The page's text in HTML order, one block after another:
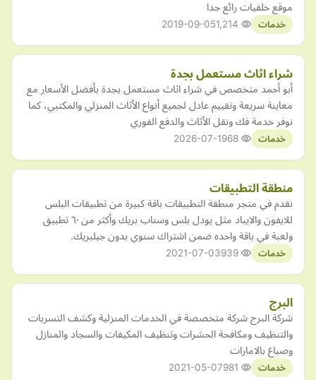
موقع خلفيات رائع جدا
خدمات 2019-09-05
شراء اثاث مستعمل بجدة
أبو أحمد متخصص في شراء اثاث مستعمل بجدة بأفضل الأسعار مع
معاينة سريعة وتقييم عادل لجميع أنواع الأثاث المنزلي والمكتبي، كما
نوفر خدمة فك ونقل الأثاث والدفع الفوري
خدمات 2026-07-19
منطقة التطبيقات
نقدم في متجر منطقة التطبيقات باقة كبيرة من تطبيقات البلس
للايفون والايباد مثل يودل بلس وسناب بريك وأكثر من ٦٠ تطبيق
ولعبة في باقة واحده ضمن اشتراك سنوي بدون جيلبريك.
خدمات 2021-07-03
البرج
شركة البرج شركة متخصصة في الخدمات المنزلية وكشف التسربات
والتنظيف ومكافحة الحشرات وتنظيف المكيفات والسجاد والمنازل
وصباغ بالامارات
خدمات 2021-05-07